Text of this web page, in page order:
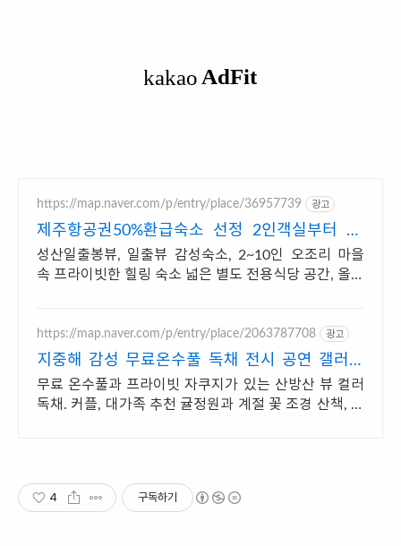
https://map.naver.com/p/entry/place/36957739 광고
제주항공권50%환급숙소 선정 2인객실부터 10
인객실 구성
성산일출봉뷰, 일출뷰 감성숙소, 2~10인 오조리 마을
속 프라이빗한 힐링 숙소 넓은 별도 전용식당 공간, 올레
https://map.naver.com/p/entry/place/2063787708 광고
지중해 감성 무료온수풀 독채 전시 공연 갤러리
문화공간
무료 온수풀과 프라이빗 자쿠지가 있는 산방산 뷰 컬러
독채. 커플, 대가족 추천 귤정원과 계절 꽃 조경 산책, 호
4 구독하기